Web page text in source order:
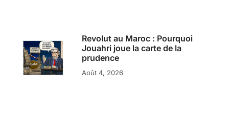
Revolut au Maroc : Pourquoi
Jouahri joue la carte de la
prudence
Août 4, 2026